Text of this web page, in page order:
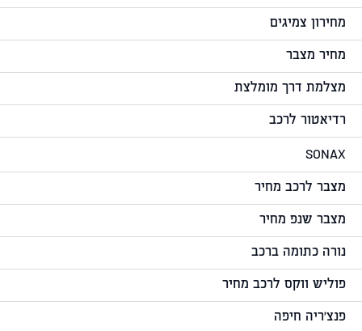
מחירון צמיגים
מחיר מצבר
מצלמת דרך מומלצת
רדיאטור לרכב
SONAX
מצבר לרכב מחיר
מצבר שנפ מחיר
נורה כתומה ברכב
פוליש ווקס לרכב מחיר
פנצ'ריה חיפה